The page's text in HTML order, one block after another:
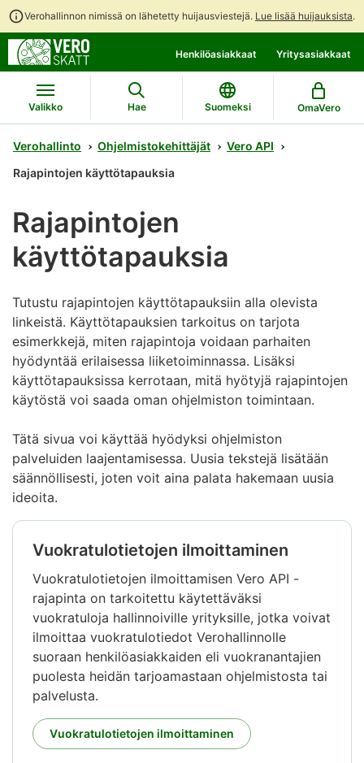
Verohallinnon nimissä on lähetetty huijausviestejä. Lue lisää huijauksista.
suoraan
sisältöön
koko
sivuston
hakuun
Henkilöasiakkaat Yritysasiakkaat
Valikko Hae Suomeksi OmaVero
Verohallinto Ohjelmistokehittäjät
Vero API
Rajapintojen käyttötapauksia
Rajapintojen
käyttötapauksia
Tutustu rajapintojen käyttötapauksiin alla olevista
linkeistä. Käyttötapauksien tarkoitus on tarjota
esimerkkejä, miten rajapintoja voidaan parhaiten
hyödyntää erilaisessa liiketoiminnassa. Lisäksi
käyttötapauksissa kerrotaan, mitä hyötyjä rajapintojen
käytöstä voi saada oman ohjelmiston toimintaan.
Tätä sivua voi käyttää hyödyksi ohjelmiston
palveluiden laajentamisessa. Uusia tekstejä lisätään
säännöllisesti, joten voit aina palata hakemaan uusia
ideoita.
Vuokratulotietojen ilmoittaminen
Vuokratulotietojen ilmoittamisen Vero API -
rajapinta on tarkoitettu käytettäväksi
vuokratuloja hallinnoiville yrityksille, jotka voivat
ilmoittaa vuokratulotiedot Verohallinnolle
suoraan henkilöasiakkaiden eli vuokranantajien
puolesta heidän tarjoamastaan ohjelmistosta tai
palvelusta.
Vuokratulotietojen ilmoittaminen